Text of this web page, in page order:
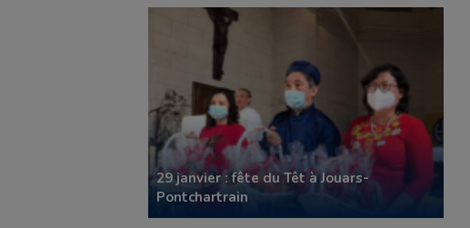
29 janvier : fête du Têt à Jouars-
Pontchartrain